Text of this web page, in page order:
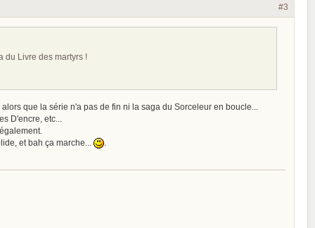
#3
du Livre des martyrs !
que la série n'a pas de fin ni la saga du Sorceleur en boucle...
D'encre, etc...
et bah ça marche...